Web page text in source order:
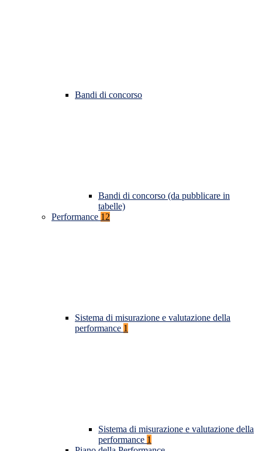
Bandi di concorso
Bandi di concorso (da pubblicare in
tabelle)
Performance 12
Sistema di misurazione e valutazione della
performance 1
Sistema di misurazione e valutazione della
performance 1